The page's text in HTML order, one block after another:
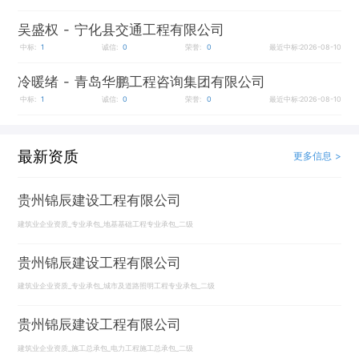
吴盛权 - 宁化县交通工程有限公司
中标: 1 诚信: 0 荣誉: 0 最近中标:2026-08-10
冷暖绪 - 青岛华鹏工程咨询集团有限公司
中标: 1 诚信: 0 荣誉: 0 最近中标:2026-08-10
最新资质 更多信息 >
贵州锦辰建设工程有限公司
建筑业企业资质_专业承包_地基基础工程专业承包_二级
贵州锦辰建设工程有限公司
建筑业企业资质_专业承包_城市及道路照明工程专业承包_二级
贵州锦辰建设工程有限公司
建筑业企业资质_施工总承包_电力工程施工总承包_二级